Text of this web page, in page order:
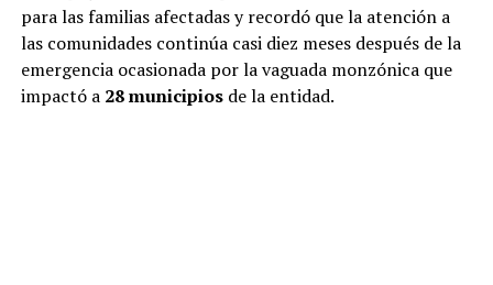
para las familias afectadas y recordó que la atención a
las comunidades continúa casi diez meses después de la
emergencia ocasionada por la vaguada monzónica que
impactó a 28 municipiosde la entidad.